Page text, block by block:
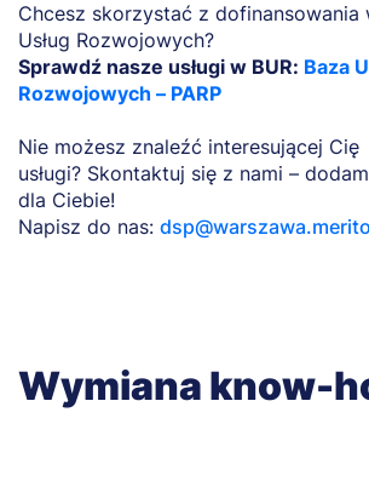
Chcesz skorzystać z dofinansowania
Usług Rozwojowych?
Sprawdź nasze usługi w BUR: Baza
Rozwojowych – PARP
Nie możesz znaleźć interesującej Cię
usługi? Skontaktuj się z nami –
dla Ciebie!
Napisz do nas:
Wymiana know-